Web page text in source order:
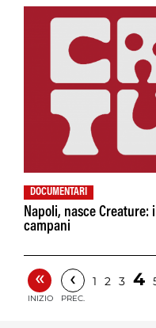
DOCUMENTARI
Napoli, nasce
campani
«
INIZIO
‹
PREC.
1 2 3 4